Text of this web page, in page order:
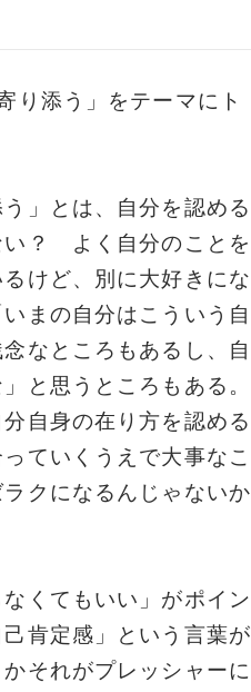
り添う」をテーマにト
う」とは、自分を認める
い？ よく自分のことを
けど、別に大好きにな
まの自分はこういう自
なところもあるし、自
と思うところもある。
自身の在り方を認める
ていくうえで大事なこ
クになるんじゃないか
なくてもいい」がポイン
肯定感」という言葉が
それがプレッシャーに